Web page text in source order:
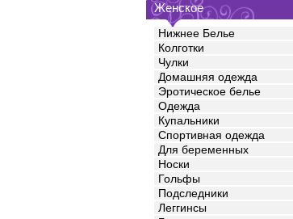
Женское
Нижнее Белье
Колготки
Чулки
Домашняя одежда
Эротическое белье
Одежда
Купальники
Спортивная одежда
Для беременных
Носки
Гольфы
Подследники
Леггинсы